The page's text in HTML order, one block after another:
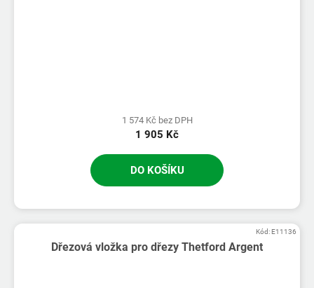
1 574 Kč bez DPH
1 905 Kč
DO KOŠÍKU
Dřezová vložka pro dřezy Thetford Argent
Kód: E11136